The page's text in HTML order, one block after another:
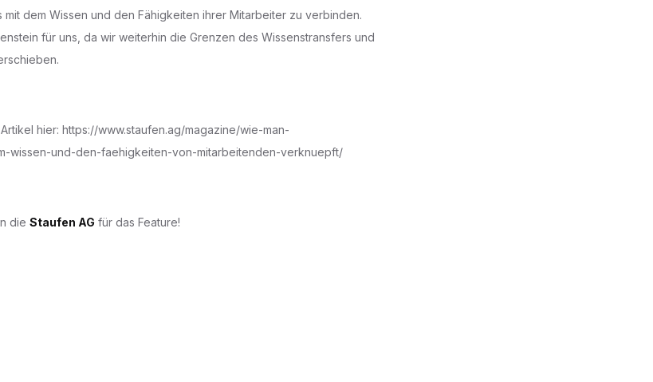
dem Wissen und den Fähigkeiten ihrer Mitarbeiter zu verbinden.
für uns, da wir weiterhin die Grenzen des Wissenstransfers und
hier: https://www.staufen.ag/magazine/wie-man-
wissen-und-den-faehigkeiten-von-mitarbeitenden-verknuepft/
die Staufen AG für das Feature!